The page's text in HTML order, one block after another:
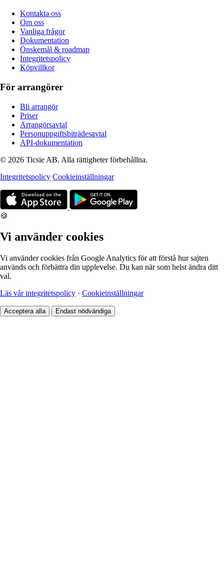
Kontakta oss
Om oss
Vanliga frågor
Dokumentation
Önskemål & roadmap
Integritetspolicy
Köpvillkor
För arrangörer
Bli arrangör
Priser
Arrangörsavtal
Personuppgiftsbiträdesavtal
API-dokumentation
© 2026 Ticsie AB. Alla rättigheter förbehållna.
Integritetspolicy Cookieinställningar
🍪
Vi använder cookies
Vi använder cookies från Google Analytics för att förstå hur sajten
används och förbättra din upplevelse. Du kan när som helst ändra ditt
val.
Läs vår integritetspolicy · Cookieinställningar
Acceptera alla Endast nödvändiga